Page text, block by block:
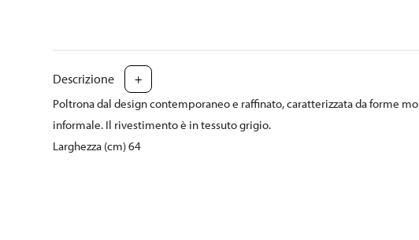
Descrizione +
Poltrona dal design contemporaneo e raffinato, caratterizzata da forme
informale. Il rivestimento è in tessuto grigio.
Larghezza (cm) 64